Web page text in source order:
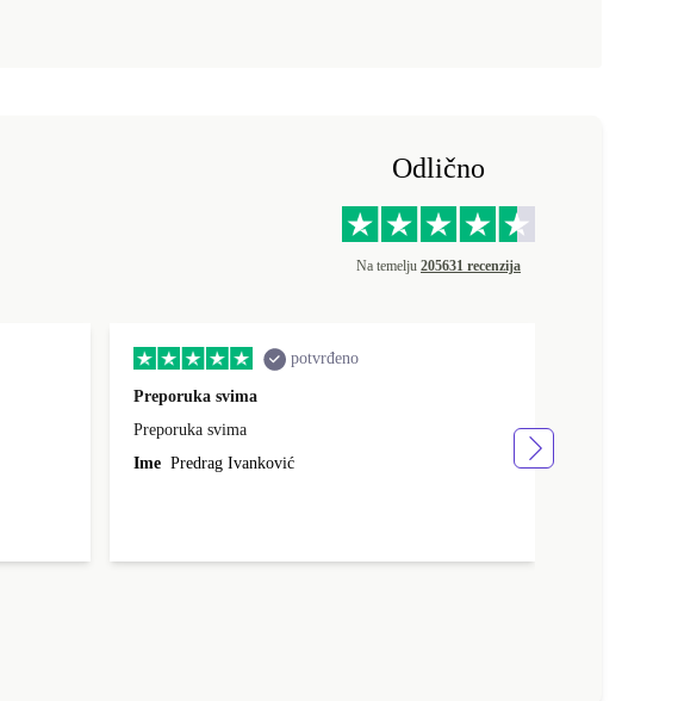
Odlično
Na temelju 205631 recenzija
potvrđeno
Preporuka svima
Preporuka svima
Ime Predrag Ivanković